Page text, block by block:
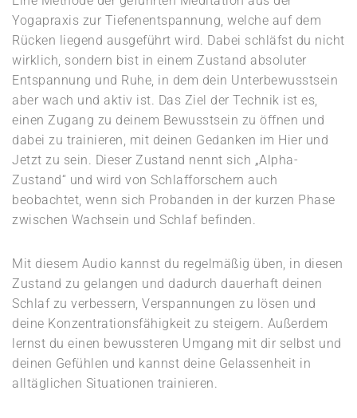
Yogapraxis zur Tiefenentspannung, welche auf dem
Rücken liegend ausgeführt wird. Dabei schläfst du nicht
wirklich, sondern bist in einem Zustand absoluter
Entspannung und Ruhe, in dem dein Unterbewusstsein
aber wach und aktiv ist. Das Ziel der Technik ist es,
einen Zugang zu deinem Bewusstsein zu öffnen und
dabei zu trainieren, mit deinen Gedanken im Hier und
Jetzt zu sein. Dieser Zustand nennt sich „Alpha-
Zustand“ und wird von Schlafforschern auch
beobachtet, wenn sich Probanden in der kurzen Phase
zwischen Wachsein und Schlaf befinden.
Mit diesem Audio kannst du regelmäßig üben, in diesen
Zustand zu gelangen und dadurch dauerhaft deinen
Schlaf zu verbessern, Verspannungen zu lösen und
deine Konzentrationsfähigkeit zu steigern. Außerdem
lernst du einen bewussteren Umgang mit dir selbst und
deinen Gefühlen und kannst deine Gelassenheit in
alltäglichen Situationen trainieren.